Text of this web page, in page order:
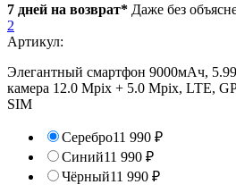
7 дней на возврат* Даже без
2
Артикул:
Элегантный смартфон 9000мАч,
камера 12.0 Mpix + 5.0 Mpix, LTE,
SIM
Серебро11 990 ₽
Синий11 990 ₽
Чёрный11 990 ₽